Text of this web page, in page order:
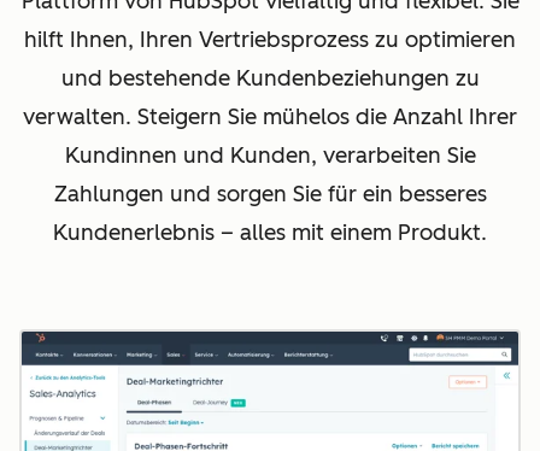
hilft Ihnen, Ihren Vertriebsprozess zu optimieren
und bestehende Kundenbeziehungen zu
verwalten. Steigern Sie mühelos die Anzahl Ihrer
Kundinnen und Kunden, verarbeiten Sie
Zahlungen und sorgen Sie für ein besseres
Kundenerlebnis – alles mit einem Produkt.